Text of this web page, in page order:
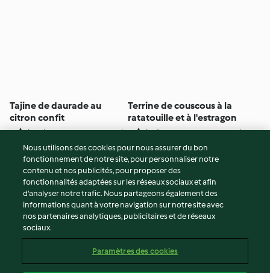
Tajine de daurade au
citron confit
5 (146) 40min
Terrine de couscous à la
ratatouille et à l'estragon
4 (67) 1h 10min
© Copyright 2026
Conditions d'utilisation
Politique de confidentialité
Non-responsabilité
Mentions légales
Contenu du rapport
Nous utilisons des cookies pour nous assurer du bon
fonctionnement de notre site, pour personnaliser notre
contenu et nos publicités, pour proposer des
fonctionnalités adaptées sur les réseaux sociaux et afin
d’analyser notre trafic. Nous partageons également des
informations quant à votre navigation sur notre site avec
nos partenaires analytiques, publicitaires et de réseaux
sociaux.
Paramètres des cookies